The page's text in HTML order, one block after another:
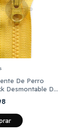
De Perro
Desmontable De